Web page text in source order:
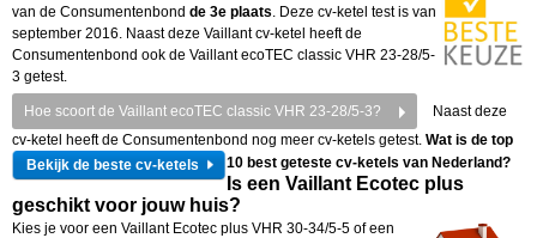
van de Consumentenbond de 3e plaats. Deze cv-ketel test is van
september 2016. Naast deze Vaillant cv-ketel heeft de
Consumentenbond ook de Vaillant ecoTEC classic VHR 23-28/5-
3 getest.
Hoe scoort de Vaillant ecoTEC classic VHR 23-28/5-3?
Naast deze
cv-ketel heeft de Consumentenbond nog meer cv-ketels getest. Wat is de top
10 best geteste cv-ketels van Nederland?
Bekijk de beste cv-ketels
Is een Vaillant Ecotec plus
geschikt voor jouw huis?
Kies je voor een Vaillant Ecotec plus VHR 30-34/5-5 of een